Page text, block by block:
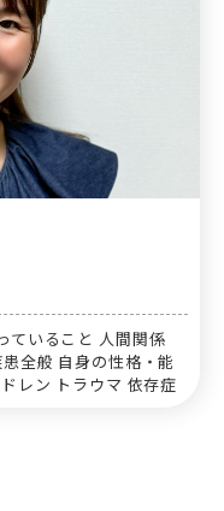
ていること 人間関係
全般 自身の性格・能
レン トラウマ 依存症